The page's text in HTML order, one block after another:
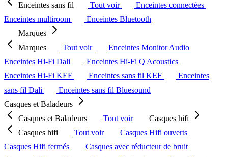
Enceintes sans fil
Tout voir
Enceintes connectées
Enceintes multiroom
Enceintes Bluetooth
Marques
Marques
Tout voir
Enceintes Monitor Audio
Enceintes Hi-Fi Dali
Enceintes Hi-Fi Q Acoustics
Enceintes Hi-Fi KEF
Enceintes sans fil KEF
Enceintes
sans fil Dali
Enceintes sans fil Bluesound
Casques et Baladeurs
Casques et Baladeurs
Tout voir
Casques hifi
Casques hifi
Tout voir
Casques Hifi ouverts
Casques Hifi fermés
Casques avec réducteur de bruit